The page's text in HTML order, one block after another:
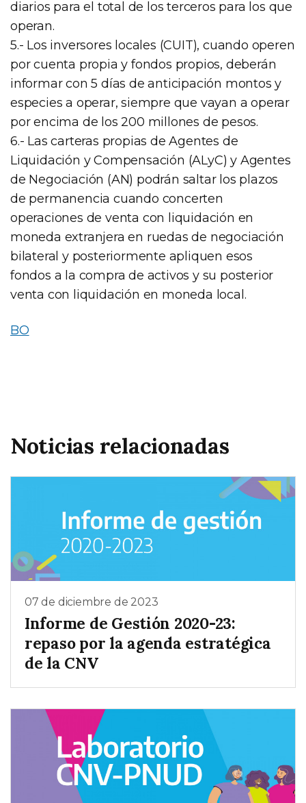
diarios para el total de los terceros para los que
operan.
5.- Los inversores locales (CUIT), cuando operen
por cuenta propia y fondos propios, deberán
informar con 5 días de anticipación montos y
especies a operar, siempre que vayan a operar
por encima de los 200 millones de pesos.
6.- Las carteras propias de Agentes de
Liquidación y Compensación (ALyC) y Agentes
de Negociación (AN) podrán saltar los plazos
de permanencia cuando concerten
operaciones de venta con liquidación en
moneda extranjera en ruedas de negociación
bilateral y posteriormente apliquen esos
fondos a la compra de activos y su posterior
venta con liquidación en moneda local.
BO
Noticias relacionadas
07 de diciembre de 2023
Informe de Gestión 2020-23:
repaso por la agenda estratégica
de la CNV